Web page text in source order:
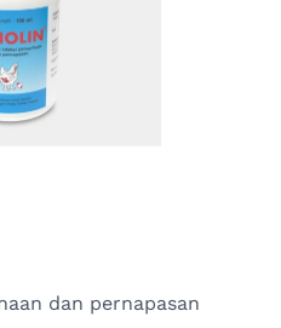
dan pernapasan